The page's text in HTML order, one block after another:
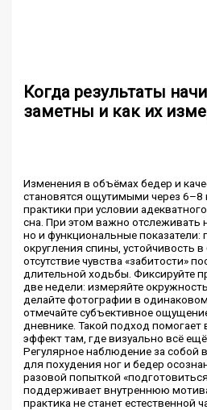
Когда результаты
заметны и как их
Изменения в объёмах бедер и
становятся ощутимыми через 6–8
практики при условии
сна. При этом важно отслеживать
но и функциональные показатели:
округления спины, устойчивость в
отсутствие чувства «забитости»
длительной ходьбы. Фиксируйте
две недели: измеряйте
делайте фотографии в
отмечайте субъективное
дневнике. Такой подход помогает
эффект там, где визуально всё
Регулярное наблюдение за собой
для похудения ног и бедер
разовой попыткой «подготовиться
поддерживает внутреннюю
практика не станет естественной